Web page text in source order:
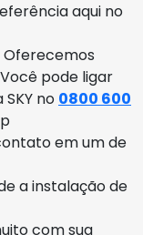
aqui no
Oferecemos
pode ligar
no 0800 600
em um de
a instalação de
com sua